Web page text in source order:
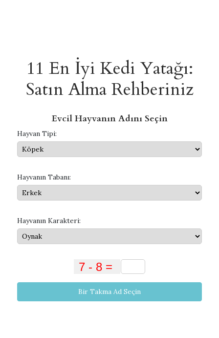
11 En İyi Kedi Yatağı:
Satın Alma Rehberiniz
Evcil Hayvanın Adını Seçin
Hayvan Tipi:
Hayvanın Tabanı:
Hayvanın Karakteri:
Bir Takma Ad Seçin